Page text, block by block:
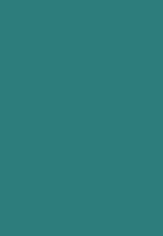
Чистые